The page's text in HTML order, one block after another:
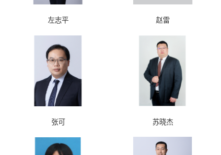
左志平 赵雷
张可 苏晓杰